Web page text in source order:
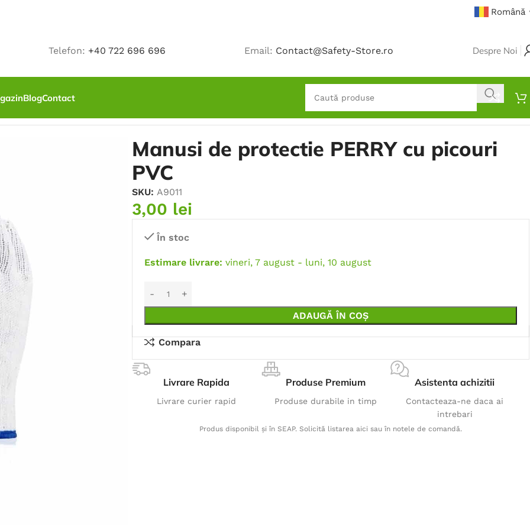
Română
Telefon: +40 722 696 696 Email: Contact@Safety-Store.ro Despre Noi
BlogContact
Manusi de protectie PERRY cu picouri
PVC
SKU: A9011
3,00 lei
În stoc
Estimare livrare: vineri, 7 august - luni, 10 august
ADAUGĂ ÎN COȘ
Compara
Livrare Rapida
Livrare curier rapid
Produse Premium
Produse durabile in timp
Asistenta achizitii
Contacteaza-ne daca ai
intrebari
Produs disponibil și în SEAP. Solicită listarea aici sau în notele de comandă.